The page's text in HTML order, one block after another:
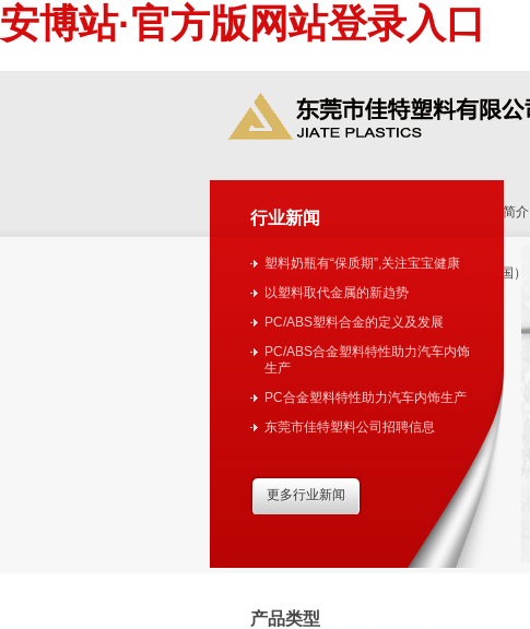
安博站·官方版网站登录入口
安博站·官方版网站登录入口 公司简介
安博站·官方版网站登录入口-安博ANBO（中国）
行业新闻
塑料奶瓶有“保质期”,关注宝宝健康
以塑料取代金属的新趋势
PC/ABS塑料合金的定义及发展
PC/ABS合金塑料特性助力汽车内饰
生产
PC合金塑料特性助力汽车内饰生产
东莞市佳特塑料公司招聘信息
更多行业新闻
产品类型